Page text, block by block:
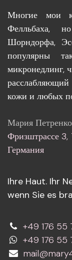
Многие мои
Фелльбаха,
Шорндорфа,
популярны
микронедлинг,
кожи и любых
Мария Петренко
Фризштрассе
Германия
Ihre Haut. Ihr
wenn Sie es
+49 176 55
+49 176 55